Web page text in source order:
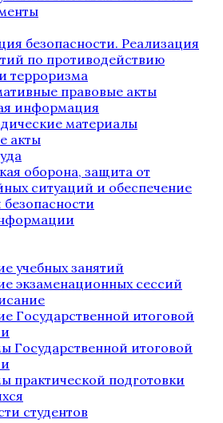
безопасности. Реализация
по противодействию
терроризма
правовые акты
информация
материалы
акты
оборона, защита от
ситуаций и обеспечение
учебных занятий
экзаменационных сессий
Государственной итоговой
Государственной итоговой
практической подготовки
студентов